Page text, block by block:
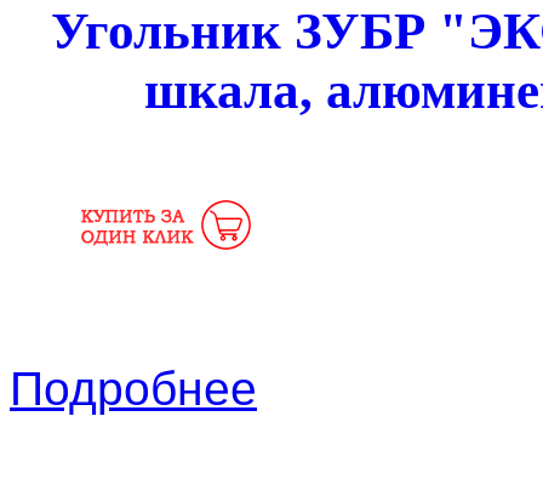
Угольник ЗУБР
шкала,
Подробнее